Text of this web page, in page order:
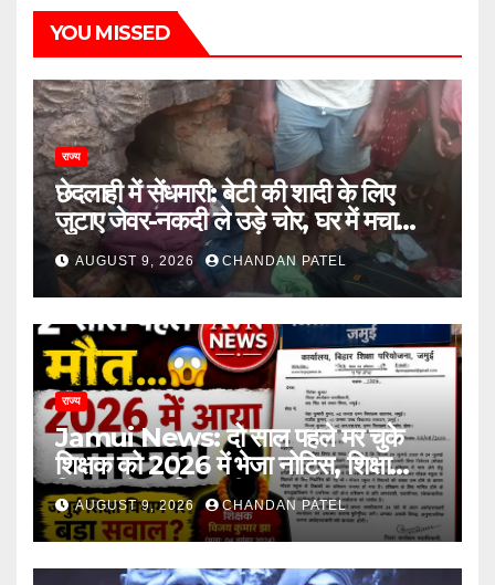
YOU MISSED
राज्य
छेदलाही में सेंधमारी: बेटी की शादी के लिए
जुटाए जेवर-नकदी ले उड़े चोर, घर में मचा
कोहराम
AUGUST 9, 2026 CHANDAN PATEL
राज्य
Jamui News: दो साल पहले मर चुके
शिक्षक को 2026 में भेजा नोटिस, शिक्षा
विभाग की कार्यप्रणाली पर गंभीर सवाल
AUGUST 9, 2026 CHANDAN PATEL